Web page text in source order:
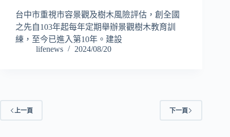
台中市重視市容景觀及樹木風險評估，創全國
之先自103年起每年定期舉辦景觀樹木教育訓
練，至今已進入第10年。建設
lifenews
2024/08/20
上一頁 下一頁